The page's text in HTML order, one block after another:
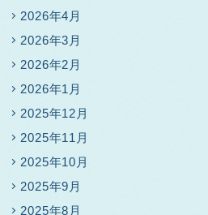
2026年4月
2026年3月
2026年2月
2026年1月
2025年12月
2025年11月
2025年10月
2025年9月
2025年8月